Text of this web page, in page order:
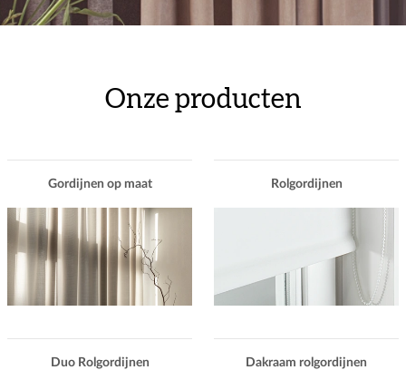
Gordijnen.nlOnze producten
Gordijnen op maat Rolgordijnen
Duo Rolgordijnen Dakraam rolgordijnen